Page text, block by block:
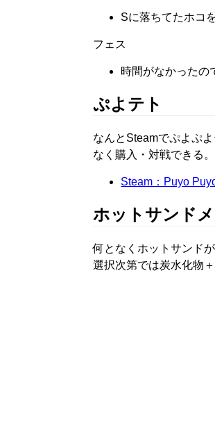
Sに落ちてたホコ
フェス
時間がなかったの
ぷよテト
なんとSteamでぷよぷ
なく購入・対戦できる。
Steam：Puyo
ホットサンド
何となくホットサンド
選択次第では炭水化物